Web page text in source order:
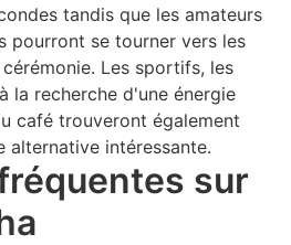
tandis que les amateurs
pourront se tourner vers les
Les sportifs, les
la recherche d'une énergie
café trouveront également
alternative intéressante.
sur